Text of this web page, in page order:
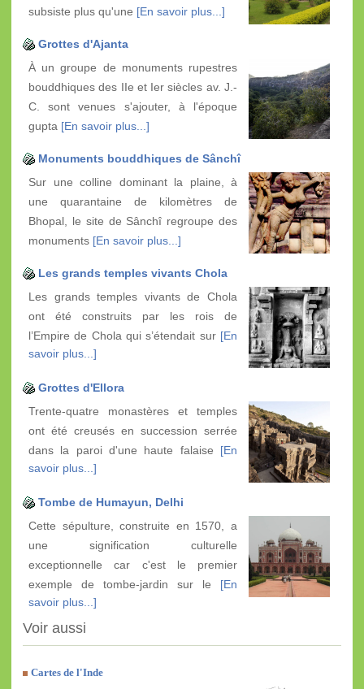
subsiste plus qu'une [En savoir plus...]
Grottes d'Ajanta
À un groupe de monuments rupestres
bouddhiques des IIe et Ier siècles av. J.-
C. sont venues s'ajouter, à l'époque
gupta [En savoir plus...]
Monuments bouddhiques de Sânchî
Sur une colline dominant la plaine, à
une quarantaine de kilomètres de
Bhopal, le site de Sânchî regroupe des
monuments [En savoir plus...]
Les grands temples vivants Chola
Les grands temples vivants de Chola
ont été construits par les rois de
l’Empire de Chola qui s’étendait sur [En
savoir plus...]
Grottes d'Ellora
Trente-quatre monastères et temples
ont été creusés en succession serrée
dans la paroi d'une haute falaise [En
savoir plus...]
Tombe de Humayun, Delhi
Cette sépulture, construite en 1570, a
une signification culturelle
exceptionnelle car c'est le premier
exemple de tombe-jardin sur le [En
savoir plus...]
Voir aussi
Cartes de l'Inde